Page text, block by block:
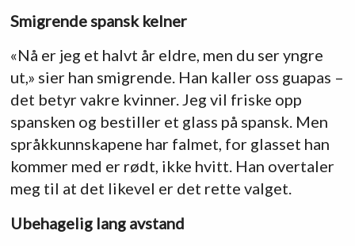
Smigrende spansk kelner
«Nå er jeg et halvt år eldre, men du ser yngre
ut,» sier han smigrende. Han kaller oss guapas –
det betyr vakre kvinner. Jeg vil friske opp
spansken og bestiller et glass på spansk. Men
språkkunnskapene har falmet, for glasset han
kommer med er rødt, ikke hvitt. Han overtaler
meg til at det likevel er det rette valget.
Ubehagelig lang avstand